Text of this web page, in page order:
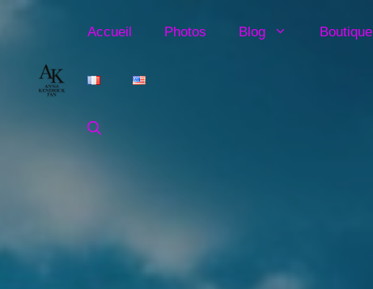
Accueil Photos Blog Boutique